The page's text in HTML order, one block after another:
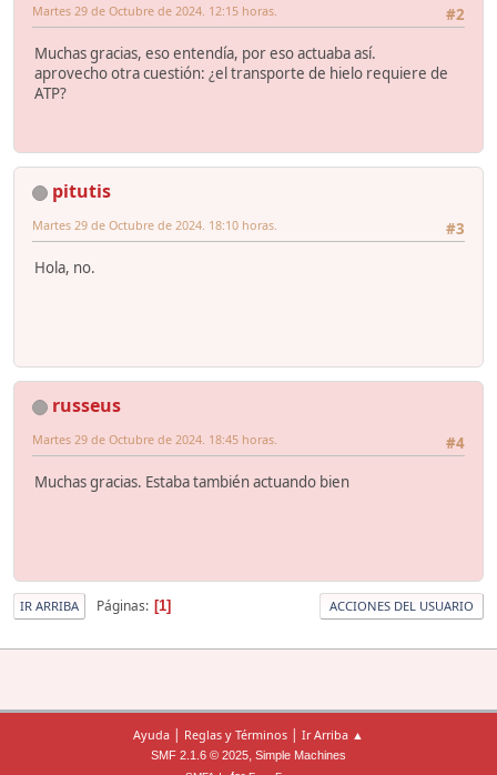
#2
Martes 29 de Octubre de 2024. 12:15 horas.
Muchas gracias, eso entendía, por eso actuaba así.
aprovecho otra cuestión: ¿el transporte de hielo requiere de
ATP?
pitutis
#3
Martes 29 de Octubre de 2024. 18:10 horas.
Hola, no.
russeus
#4
Martes 29 de Octubre de 2024. 18:45 horas.
Muchas gracias. Estaba también actuando bien
IR ARRIBA Páginas 1 ACCIONES DEL USUARIO
Ayuda | Reglas y Términos | Ir Arriba ▲
SMF 2.1.6 © 2025, Simple Machines